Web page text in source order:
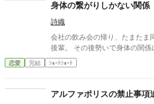
身体の繋がりしかない関係
詩織
会社の飲み会の帰り、たまたま
後輩。 その後勢いで身体の関係
恋愛 完結 ｼｮｰﾄｼｮｰﾄ
アルファポリスの禁止事項